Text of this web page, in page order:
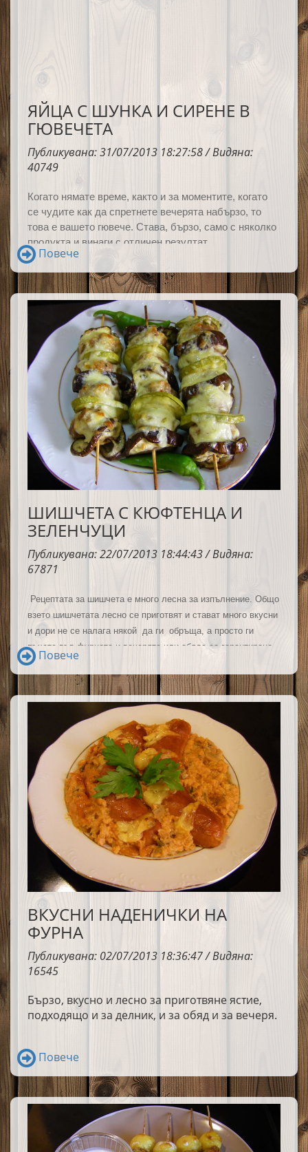
ЯЙЦА С ШУНКА И СИРЕНЕ В
ГЮВЕЧЕТА
Публикувана: 31/07/2013 18:27:58 / Видяна:
40749
Когато нямате време, както и за моментите, когато
се чудите как да спретнете вечерята набързо, то
това е вашето гювече. Става, бързо, само с няколко
продукта и винаги с отличен резултат.
Повече
ШИШЧЕТА С КЮФТЕНЦА И
ЗЕЛЕНЧУЦИ
Публикувана: 22/07/2013 18:44:43 / Видяна:
67871
Рецептата за шишчета е много лесна за изпълнение. Общо
взето шишчетата лесно се приготвят и стават много вкусни
и дори не се налага някой да ги обръща, а просто ги
пъхате във фурната и вечерята или обяда са гарантирано
вкусни!
Повече
ВКУСНИ НАДЕНИЧКИ НА
ФУРНА
Публикувана: 02/07/2013 18:36:47 / Видяна:
16545
Бързо, вкусно и лесно за приготвяне ястие,
подходящо и за делник, и за обяд и за вечеря.
Повече